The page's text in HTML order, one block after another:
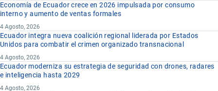
Economía de Ecuador crece en 2026 impulsada por consumo
interno y aumento de ventas formales
4 Agosto, 2026
Ecuador integra nueva coalición regional liderada por Estados
Unidos para combatir el crimen organizado transnacional
4 Agosto, 2026
Ecuador moderniza su estrategia de seguridad con drones, radares
e inteligencia hasta 2029
4 Agosto, 2026